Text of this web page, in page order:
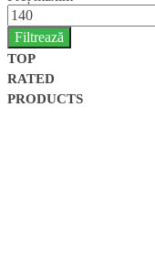
Filtrează
TOP
RATED
PRODUCTS